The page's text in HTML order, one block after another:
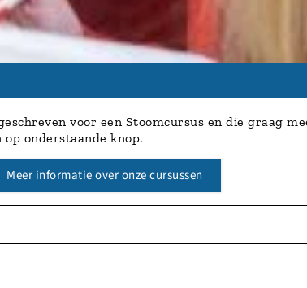
voor een Stoomcursus en die graag
onderstaande knop.
Meer informatie over onze cursussen